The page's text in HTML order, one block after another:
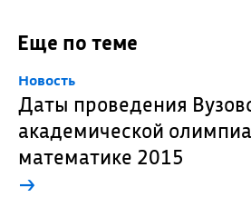
Еще по теме
Новость
Даты проведения
академической
математике 2015
→